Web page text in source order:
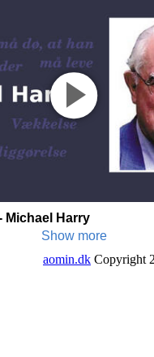
aomin.dk Copyright